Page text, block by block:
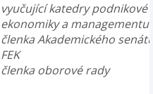
vyučující katedry podnikové
ekonomiky a managementu
členka Akademického
FEK
členka oborové rady